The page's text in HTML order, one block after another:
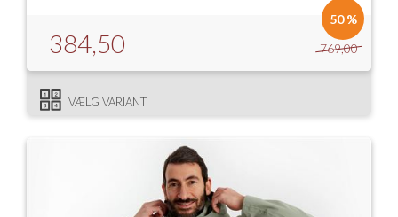
769,00
384,50
50 %
VÆLG VARIANT